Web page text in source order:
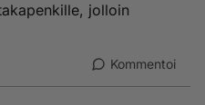
jolloin
Kommentoi